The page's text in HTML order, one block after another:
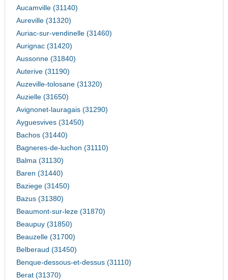
Aucamville (31140)
Aureville (31320)
Auriac-sur-vendinelle (31460)
Aurignac (31420)
Aussonne (31840)
Auterive (31190)
Auzeville-tolosane (31320)
Auzielle (31650)
Avignonet-lauragais (31290)
Ayguesvives (31450)
Bachos (31440)
Bagneres-de-luchon (31110)
Balma (31130)
Baren (31440)
Baziege (31450)
Bazus (31380)
Beaumont-sur-leze (31870)
Beaupuy (31850)
Beauzelle (31700)
Belberaud (31450)
Benque-dessous-et-dessus (31110)
Berat (31370)